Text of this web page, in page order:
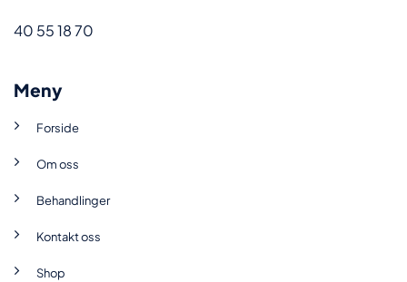
40 55 18 70
Meny
Forside
Om oss
Behandlinger
Kontakt oss
Shop